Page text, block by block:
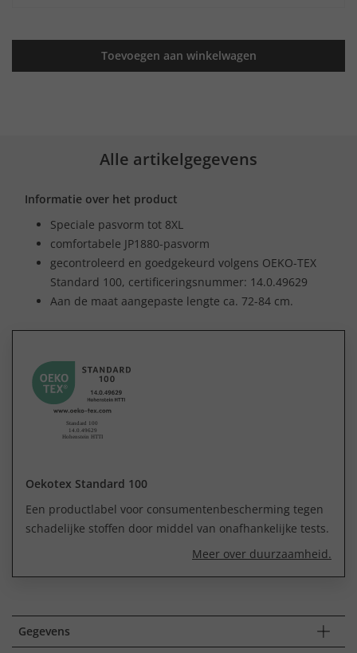
Toevoegen aan winkelwagen
Alle artikelgegevens
Informatie over het product
Speciale pasvorm tot 8XL
comfortabele JP1880-pasvorm
gecontroleerd en goedgekeurd volgens OEKO-TEX
Standard 100, certificeringsnummer: 14.0.49629
Aan de maat aangepaste lengte ca. 72-84 cm.
Oekotex Standard 100
Een productlabel voor consumentenbescherming tegen
schadelijke stoffen door middel van onafhankelijke tests.
Meer over duurzaamheid.
Gegevens